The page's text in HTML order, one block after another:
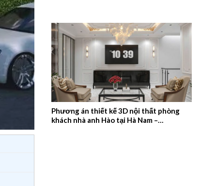
Phương án thiết kế 3D nội thất phòng
khách nhà anh Hào tại Hà Nam –